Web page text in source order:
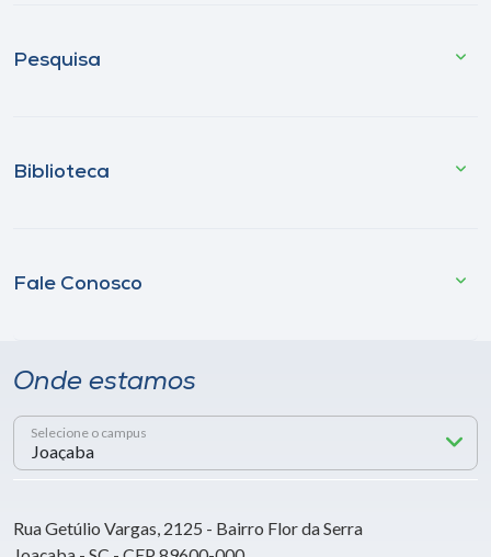
Pesquisa
Biblioteca
Fale Conosco
Onde estamos
Selecione o campus
Rua Getúlio Vargas, 2125 - Bairro Flor da Serra